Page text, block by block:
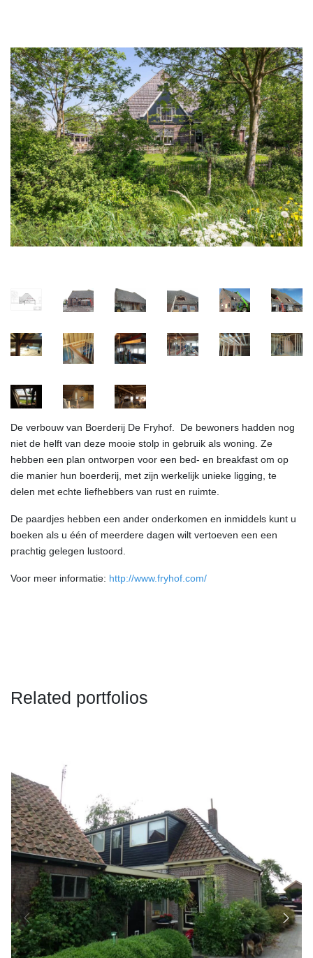
De verbouw van Boerderij De Fryhof. De bewoners hadden nog
niet de helft van deze mooie stolp in gebruik als woning. Ze
hebben een plan ontworpen voor een bed- en breakfast om op
die manier hun boerderij, met zijn werkelijk unieke ligging, te
delen met echte liefhebbers van rust en ruimte.
De paardjes hebben een ander onderkomen en inmiddels kunt u
boeken als u één of meerdere dagen wilt vertoeven een een
prachtig gelegen lustoord.
Voor meer informatie: http://www.fryhof.com/
Related portfolios